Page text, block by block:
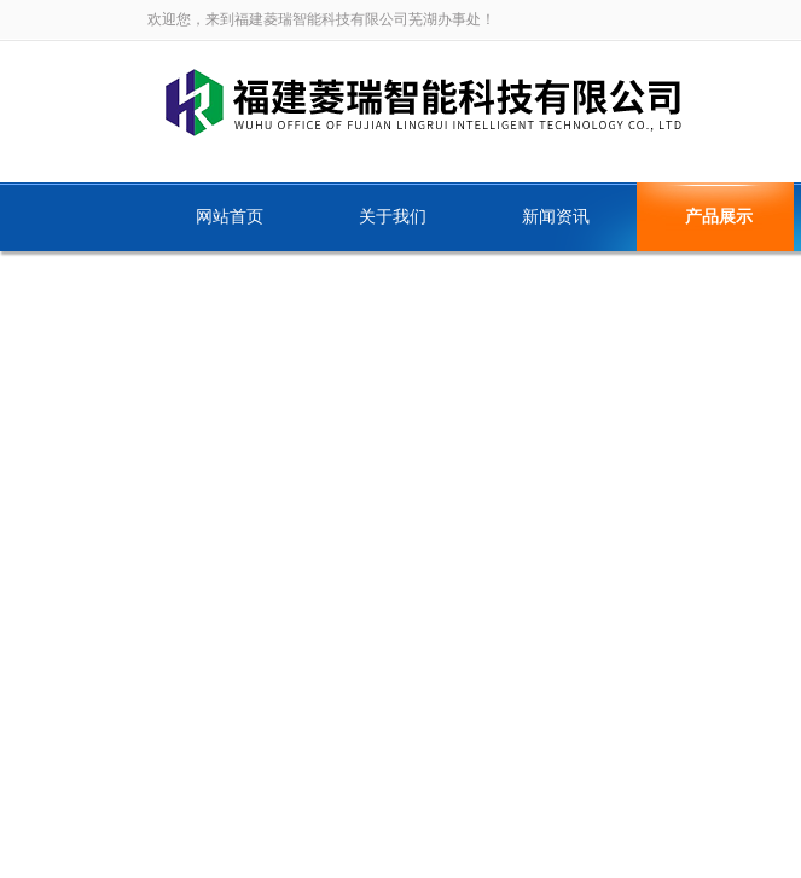
欢迎您，来到福建菱瑞智能科技有限公司芜湖办事处！
网站首页 关于我们 新闻资讯 产品展示